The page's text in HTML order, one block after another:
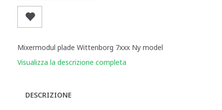
Mixermodul plade Wittenborg 7xxx Ny model
Visualizza la descrizione completa
DESCRIZIONE